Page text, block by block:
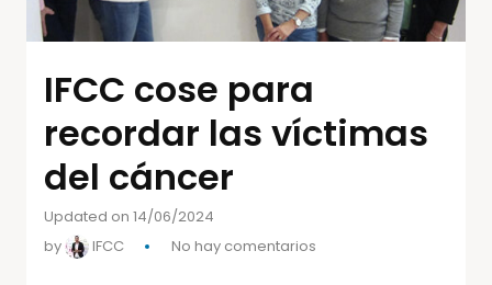
IFCC cose para
recordar las víctimas
del cáncer
Updated on 14/06/2024
by
IFCC No hay comentarios